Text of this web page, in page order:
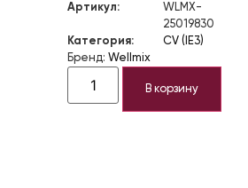
Артикул:
WLMX-
25019830
Категория:
CV (IE3)
Бренд: Wellmix
В корзину